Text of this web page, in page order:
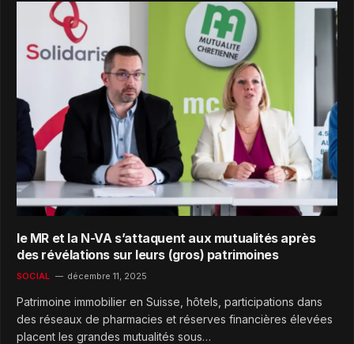
le MR et la N-VA s’attaquent aux mutualités après
des révélations sur leurs (gros) patrimoines
SOCIAL décembre 11, 2025
Patrimoine immobilier en Suisse, hôtels, participations dans
des réseaux de pharmacies et réserves financières élevées
placent les grandes mutualités sous…